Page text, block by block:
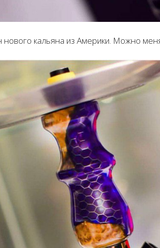
нового кальяна из Америки. Можно